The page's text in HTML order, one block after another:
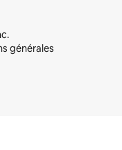
générales